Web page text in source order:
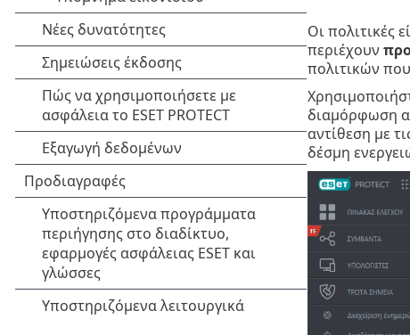
Οι πολιτικές
περιέχουν
πολιτικών
διαμόρφωση
αντίθεση με
δέσμη